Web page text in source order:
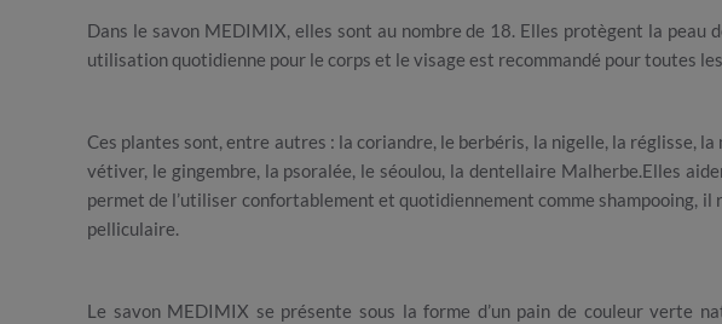
Dans le savon MEDIMIX, elles sont au nombre de 18. Elles protègent la peau
utilisation quotidienne pour le corps et le visage est recommandé pour toutes
Ces plantes sont, entre autres : la coriandre, le berbéris, la nigelle, la réglisse,
vétiver, le gingembre, la psoralée, le séoulou, la dentellaire Malherbe.Elles
permet de l’utiliser confortablement et quotidiennement comme shampooing,
pelliculaire.
Le savon MEDIMIX se présente sous la forme d’un pain de couleur verte